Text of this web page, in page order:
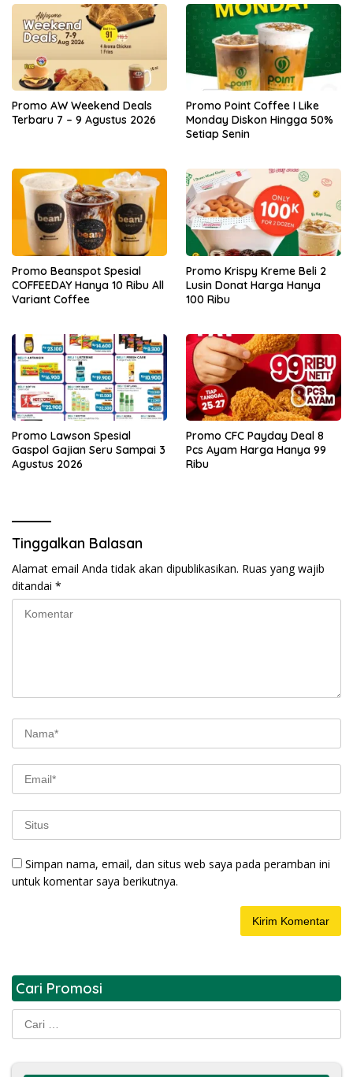
Promo AW Weekend Deals
Terbaru 7 – 9 Agustus 2026
Promo Point Coffee I Like
Monday Diskon Hingga 50%
Setiap Senin
Promo Beanspot Spesial
COFFEEDAY Hanya 10 Ribu All
Variant Coffee
Promo Krispy Kreme Beli 2
Lusin Donat Harga Hanya
100 Ribu
Promo Lawson Spesial
Gaspol Gajian Seru Sampai 3
Agustus 2026
Promo CFC Payday Deal 8
Pcs Ayam Harga Hanya 99
Ribu
Tinggalkan Balasan
Alamat email Anda tidak akan dipublikasikan. Ruas yang wajib
ditandai *
Simpan nama, email, dan situs web saya pada peramban ini
untuk komentar saya berikutnya.
Cari Promosi
Cari
untuk: